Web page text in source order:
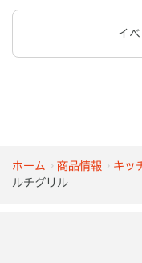
ホーム 商品情報 キッ
ルチグリル
イ